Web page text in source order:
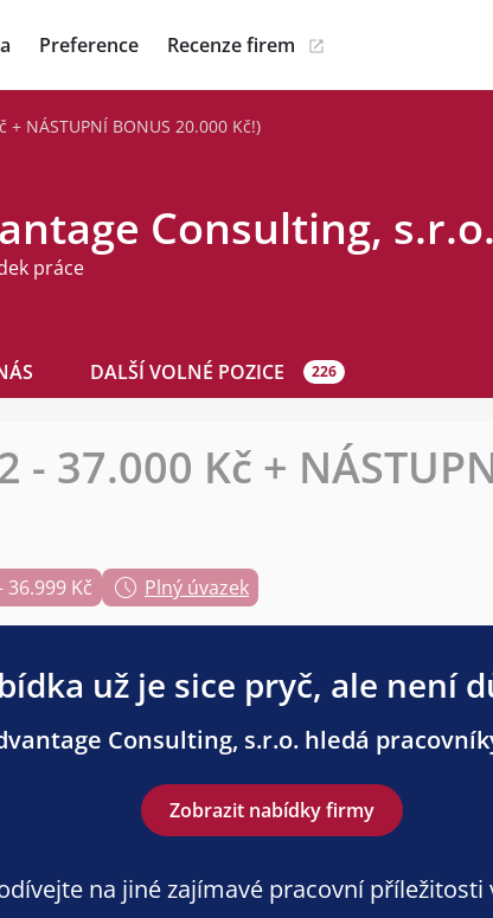
Preference Recenze firem
+ NÁSTUPNÍ BONUS 20.000 Kč!)
Consulting, s.r.o.
práce
DALŠÍ VOLNÉ POZICE 226
- 37.000 Kč +
36.999 Kč Plný úvazek
už je sice pryč, ale není
Consulting, s.r.o. hledá
Zobrazit nabídky firmy
na jiné zajímavé pracovní příležitosti